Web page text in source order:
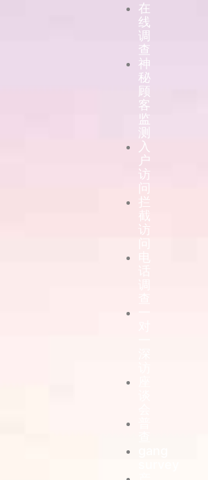
在
线
调
查
神
秘
顾
客
监
测
入
户
访
问
拦
截
访